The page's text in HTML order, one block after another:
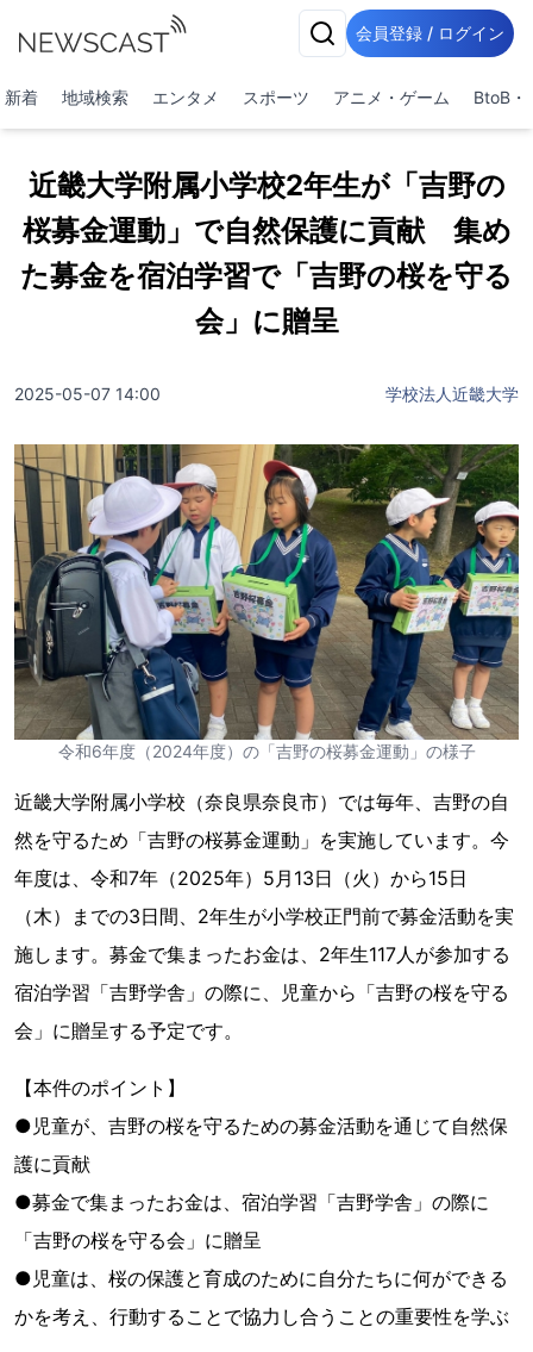
会員登録 / ログイン
新着 地域検索 エンタメ スポーツ アニメ・ゲーム BtoB・
近畿大学附属小学校2年生が「吉野の
桜募金運動」で自然保護に貢献 集め
た募金を宿泊学習で「吉野の桜を守る
会」に贈呈
2025-05-07 14:00 学校法人近畿大学
令和6年度（2024年度）の「吉野の桜募金運動」の様子
近畿大学附属小学校（奈良県奈良市）では毎年、吉野の自
然を守るため「吉野の桜募金運動」を実施しています。今
年度は、令和7年（2025年）5月13日（火）から15日
（木）までの3日間、2年生が小学校正門前で募金活動を実
施します。募金で集まったお金は、2年生117人が参加する
宿泊学習「吉野学舎」の際に、児童から「吉野の桜を守る
会」に贈呈する予定です。
【本件のポイント】
●児童が、吉野の桜を守るための募金活動を通じて自然保
護に貢献
●募金で集まったお金は、宿泊学習「吉野学舎」の際に
「吉野の桜を守る会」に贈呈
●児童は、桜の保護と育成のために自分たちに何ができる
かを考え、行動することで協力し合うことの重要性を学ぶ